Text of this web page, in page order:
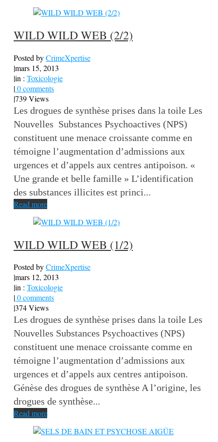
WILD WILD WEB (2/2)
Posted byCrimeXpertise
|mars 15, 2013
|in : Toxicologie
|0 comments
|739 Views
Les drogues de synthèse prises dans la toile Les
Nouvelles Substances Psychoactives (NPS)
constituent une menace croissante comme en
témoigne l’augmentation d’admissions aux
urgences et d’appels aux centres antipoison. «
Une grande et belle famille » L’identification
des substances illicites est princi...
Read more
WILD WILD WEB (1/2)
Posted byCrimeXpertise
|mars 12, 2013
|in : Toxicologie
|0 comments
|374 Views
Les drogues de synthèse prises dans la toile Les
Nouvelles Substances Psychoactives (NPS)
constituent une menace croissante comme en
témoigne l’augmentation d’admissions aux
urgences et d’appels aux centres antipoison.
Génèse des drogues de synthèse A l’origine, les
drogues de synthèse...
Read more